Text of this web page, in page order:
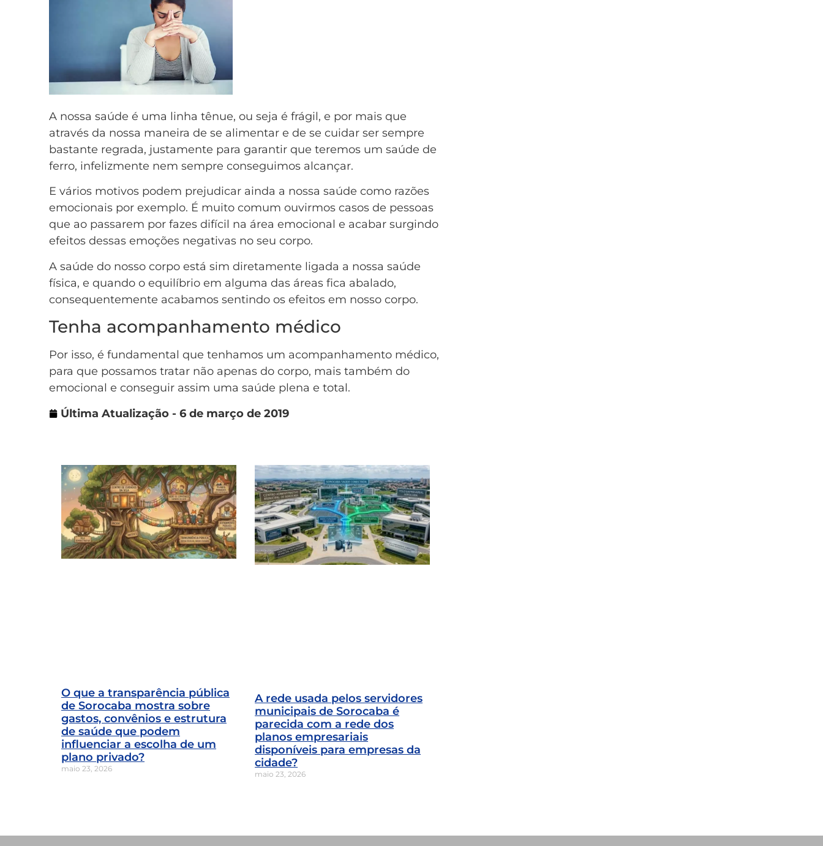
A nossa saúde é uma linha tênue, ou seja é frágil, e por mais que
através da nossa maneira de se alimentar e de se cuidar ser sempre
bastante regrada, justamente para garantir que teremos um saúde de
ferro, infelizmente nem sempre conseguimos alcançar.
E vários motivos podem prejudicar ainda a nossa saúde como razões
emocionais por exemplo. É muito comum ouvirmos casos de pessoas
que ao passarem por fazes difícil na área emocional e acabar surgindo
efeitos dessas emoções negativas no seu corpo.
A saúde do nosso corpo está sim diretamente ligada a nossa saúde
física, e quando o equilíbrio em alguma das áreas fica abalado,
consequentemente acabamos sentindo os efeitos em nosso corpo.
Tenha acompanhamento médico
Por isso, é fundamental que tenhamos um acompanhamento médico,
para que possamos tratar não apenas do corpo, mais também do
emocional e conseguir assim uma saúde plena e total.
Última Atualização - 6 de março de 2019
O que a transparência pública
de Sorocaba mostra sobre
gastos, convênios e estrutura
de saúde que podem
influenciar a escolha de um
plano privado?
maio 23, 2026
A rede usada pelos servidores
municipais de Sorocaba é
parecida com a rede dos
planos empresariais
disponíveis para empresas da
cidade?
maio 23, 2026